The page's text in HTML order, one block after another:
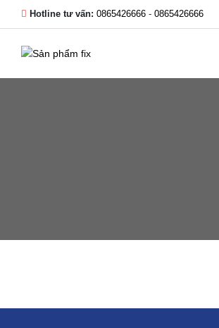
Hotline tư vấn: 0865426666 - 0865426666